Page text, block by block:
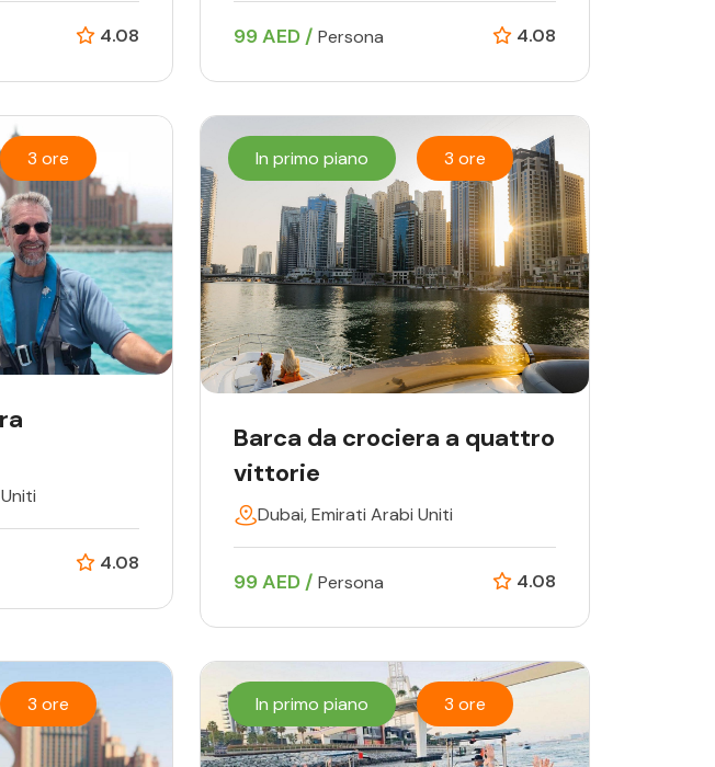
4.08 99 AED / Persona 4.08
3 ore
4.08
In primo piano 3 ore
Barca da crociera a quattro
vittorie
Dubai, Emirati Arabi Uniti
99 AED / Persona 4.08
3 ore In primo piano 3 ore